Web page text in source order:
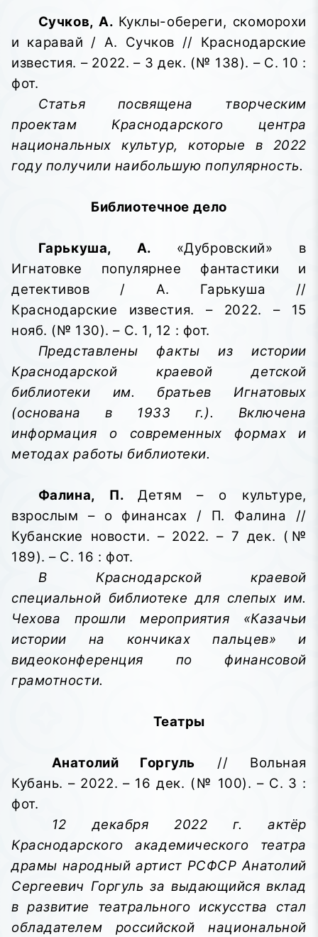
Сучков, А. Куклы-обереги, скоморохи
и каравай / А. Сучков // Краснодарские
известия. – 2022. – 3 дек. (№ 138). – С. 10 :
фот.
Статья посвящена творческим
проектам Краснодарского центра
национальных культур, которые в 2022
году получили наибольшую популярность.
Библиотечное дело
Гарькуша, А. «Дубровский» в
Игнатовке популярнее фантастики и
детективов / А. Гарькуша //
Краснодарские известия. – 2022. – 15
нояб. (№ 130). – С. 1, 12 : фот.
Представлены факты из истории
Краснодарской краевой детской
библиотеки им. братьев Игнатовых
(основана в 1933 г.). Включена
информация о современных формах и
методах работы библиотеки.
Фалина, П.Детям – о культуре,
взрослым – о финансах / П. Фалина //
Кубанские новости. – 2022. – 7 дек. (№
189). – С. 16 : фот.
В Краснодарской краевой
специальной библиотеке для слепых им.
Чехова прошли мероприятия «Казачьи
истории на кончиках пальцев» и
видеоконференция по финансовой
грамотности.
Театры
Анатолий Горгуль // Вольная
Кубань. – 2022. – 16 дек. (№ 100). – С. 3 :
фот.
12 декабря 2022 г. актёр
Краснодарского академического театра
драмы народный артист РСФСР Анатолий
Сергеевич Горгуль за выдающийся вклад
в развитие театрального искусства стал
обладателем российской национальной